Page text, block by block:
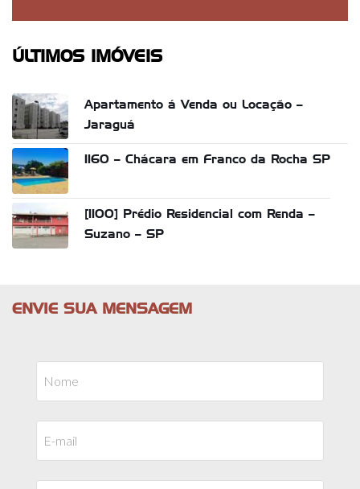
ÚLTIMOS IMÓVEIS
Apartamento á Venda ou Locação –
Jaraguá
1160 – Chácara em Franco da Rocha SP
[1100] Prédio Residencial com Renda –
Suzano – SP
ENVIE SUA MENSAGEM